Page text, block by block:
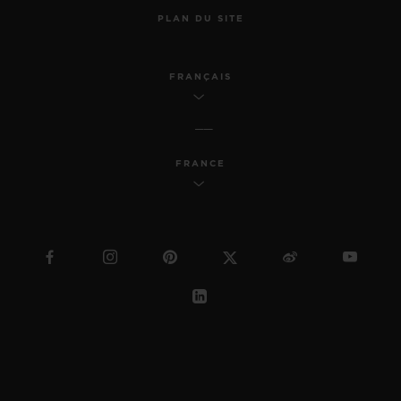
PLAN DU SITE
FRANÇAIS
FRANCE